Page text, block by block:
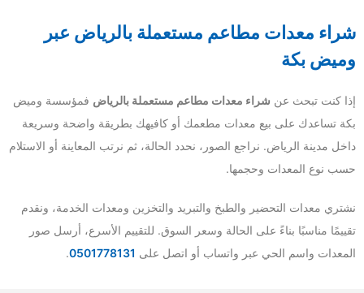
شراء معدات مطاعم مستعملة بالرياض عبر
وميض بكة
إذا كنت تبحث عن شراء معدات مطاعم مستعملة بالرياض فمؤسسة وميض
بكة تساعدك على بيع معدات مطعمك أو كافيهك بطريقة واضحة وسريعة
داخل مدينة الرياض. نراجع الصور، نحدد الحالة، ثم نرتب المعاينة أو الاستلام
حسب نوع المعدات وحجمها.
نشتري معدات التحضير والطبخ والتبريد والتخزين ومعدات الخدمة، ونقدم
تقييمًا مناسبًا بناءً على الحالة وسعر السوق. للتقييم الأسرع، أرسل صور
المعدات واسم الحي عبر واتساب أو اتصل على 0501778131
.